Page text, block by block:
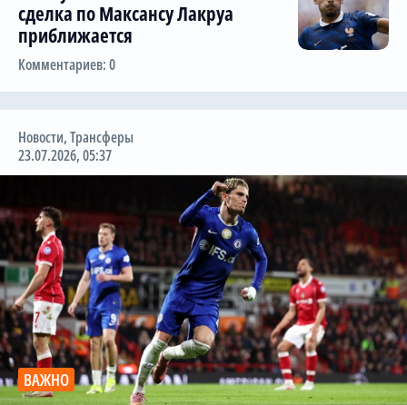
сделка по Максансу Лакруа
приближается
Комментариев: 0
Новости,Трансферы
23.07.2026, 05:37
ВАЖНО